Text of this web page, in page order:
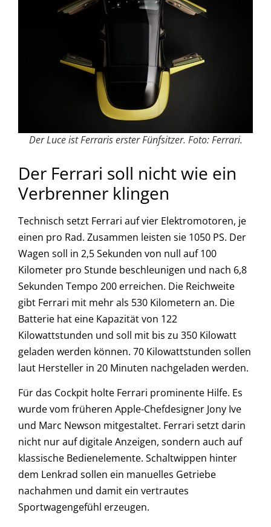
Der Luce ist Ferraris erster Fünfsitzer. Foto: Ferrari.
Der Ferrari soll nicht wie ein
Verbrenner klingen
Technisch setzt Ferrari auf vier Elektromotoren, je
einen pro Rad. Zusammen leisten sie 1050 PS. Der
Wagen soll in 2,5 Sekunden von null auf 100
Kilometer pro Stunde beschleunigen und nach 6,8
Sekunden Tempo 200 erreichen. Die Reichweite
gibt Ferrari mit mehr als 530 Kilometern an. Die
Batterie hat eine Kapazität von 122
Kilowattstunden und soll mit bis zu 350 Kilowatt
geladen werden können. 70 Kilowattstunden sollen
laut Hersteller in 20 Minuten nachgeladen werden.
Für das Cockpit holte Ferrari prominente Hilfe. Es
wurde vom früheren Apple-Chefdesigner Jony Ive
und Marc Newson mitgestaltet. Ferrari setzt darin
nicht nur auf digitale Anzeigen, sondern auch auf
klassische Bedienelemente. Schaltwippen hinter
dem Lenkrad sollen ein manuelles Getriebe
nachahmen und damit ein vertrautes
Sportwagengefühl erzeugen.